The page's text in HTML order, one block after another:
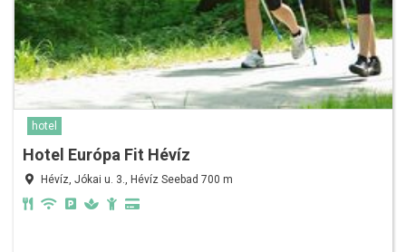
hotel
Hotel Európa Fit Hévíz
Hévíz, Jókai u. 3., Hévíz Seebad 700 m